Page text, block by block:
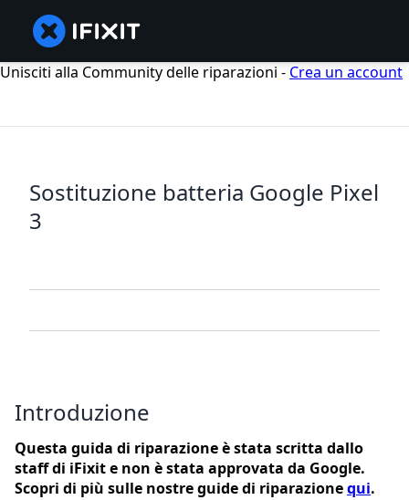
Unisciti alla Community delle riparazioni - Crea un account
Sostituzione batteria Google Pixel
3
Introduzione
Questa guida di riparazione è stata scritta dallo
staff di iFixit e non è stata approvata da Google.
Scopri di più sulle nostre guide di riparazionequi.